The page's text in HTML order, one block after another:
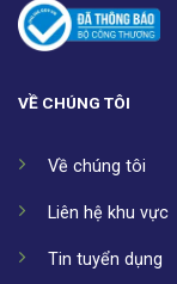
VỀ CHÚNG TÔI
Về chúng tôi
Liên hệ khu vực
Tin tuyển dụng